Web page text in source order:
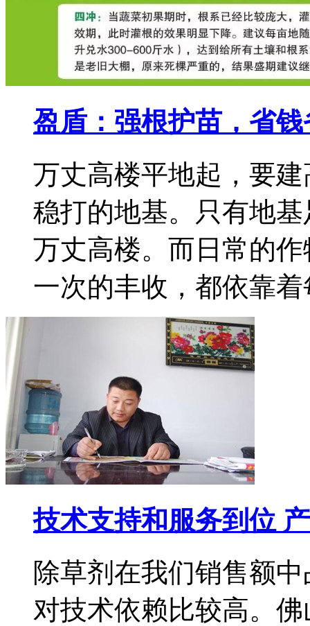
盈盾：强根护苗，省钱
万丈高楼平地起，要
稳打的地基。只有地
万丈高楼。而日常的
一次的丰收，都依靠
技术支持和服务到位
除草剂在我们销售额
对技术依赖比较高。